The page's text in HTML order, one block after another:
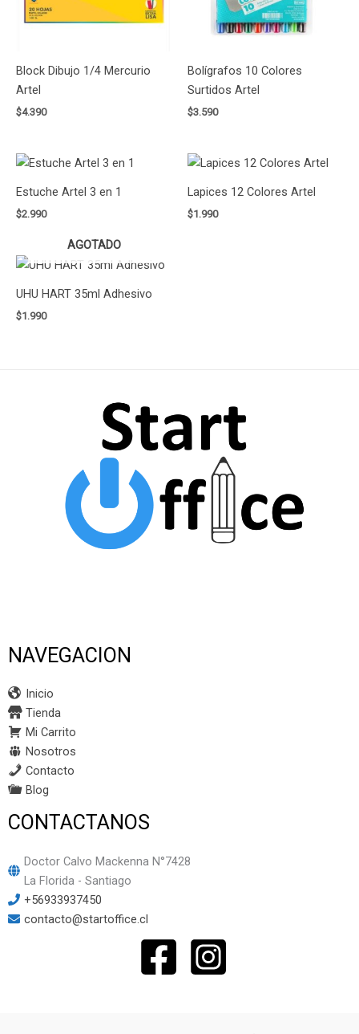
Block Dibujo 1/4 Mercurio
Artel
$4.390
Bolígrafos 10 Colores
Surtidos Artel
$3.590
Estuche Artel 3 en 1
$2.990
Lapices 12 Colores Artel
$1.990
AGOTADO
UHU HART 35ml Adhesivo
$1.990
NAVEGACION
Inicio
Tienda
Mi Carrito
Nosotros
Contacto
Blog
CONTACTANOS
Doctor Calvo Mackenna N°7428
La Florida - Santiago
+56933937450
contacto@startoffice.cl